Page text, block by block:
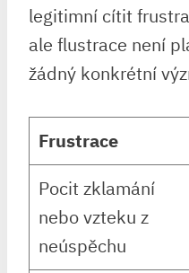
legitimní cítit
ale flustrace není
žádný konkrétní
Frustrace
Pocit zklamání
nebo vzteku z
neúspěchu